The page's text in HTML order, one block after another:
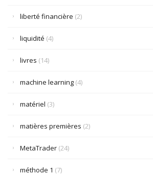
liberté financière (2)
liquidité (4)
livres (14)
machine learning (4)
matériel (3)
matières premières (2)
MetaTrader (24)
méthode 1 (7)